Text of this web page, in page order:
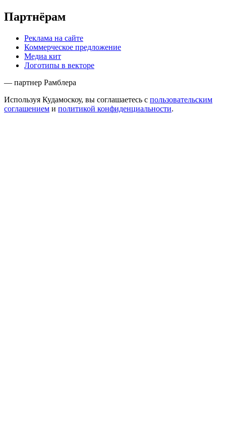
Партнёрам
Реклама на сайте
Коммерческое предложение
Медиа кит
Логотипы в векторе
— партнер Рамблера
Используя Кудамоскоу, вы соглашаетесь с пользовательским
соглашением и политикой конфиденциальности.